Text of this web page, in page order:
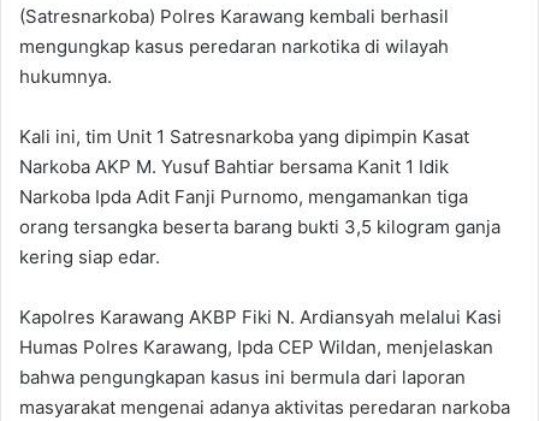
(Satresnarkoba) Polres Karawang kembali berhasil
mengungkap kasus peredaran narkotika di wilayah
hukumnya.
Kali ini, tim Unit 1 Satresnarkoba yang dipimpin Kasat
Narkoba AKP M. Yusuf Bahtiar bersama Kanit 1 Idik
Narkoba Ipda Adit Fanji Purnomo, mengamankan tiga
orang tersangka beserta barang bukti 3,5 kilogram ganja
kering siap edar.
Kapolres Karawang AKBP Fiki N. Ardiansyah melalui Kasi
Humas Polres Karawang, Ipda CEP Wildan, menjelaskan
bahwa pengungkapan kasus ini bermula dari laporan
masyarakat mengenai adanya aktivitas peredaran narkoba